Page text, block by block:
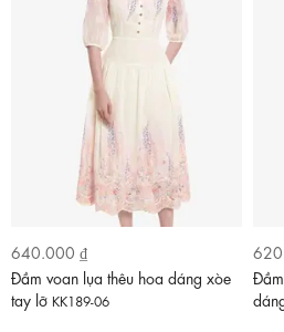
640.000 ₫
Đầm voan lụa thêu hoa dáng xòe
tay lỡ KK189-06